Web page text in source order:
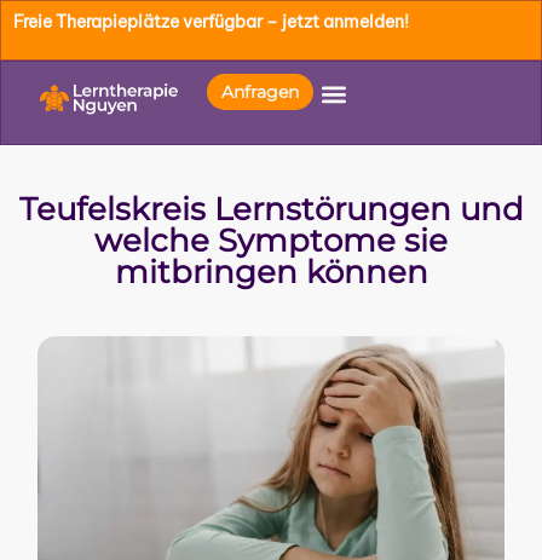
Freie Therapieplätze verfügbar – jetzt anmelden!
Anfragen
Teufelskreis Lernstörungen und
welche Symptome sie
mitbringen können